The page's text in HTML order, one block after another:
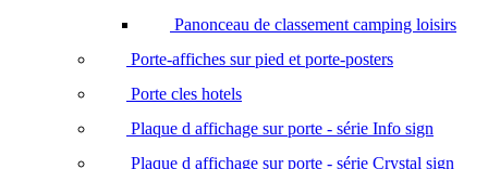
Panonceau de classement camping loisirs
Porte-affiches sur pied et porte-posters
Porte cles hotels
Plaque d affichage sur porte - série Info sign
Plaque d affichage sur porte - série Crystal sign